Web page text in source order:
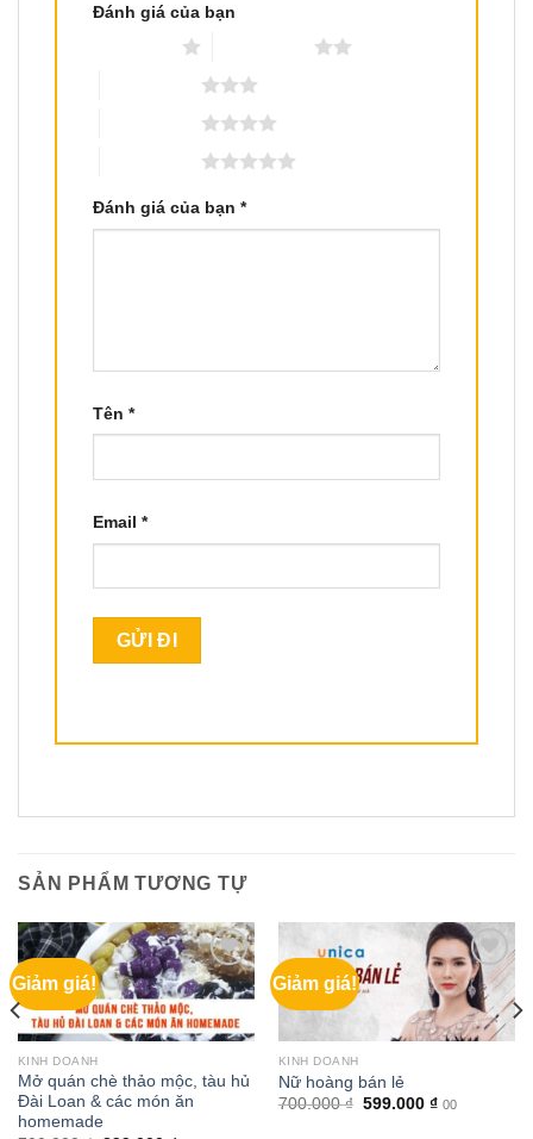
Đánh giá của bạn
Đánh giá của bạn *
Tên *
Email *
SẢN PHẨM TƯƠNG TỰ
Giảm giá!
KINH DOANH
Mở quán chè thảo mộc, tàu hủ
Đài Loan & các món ăn
homemade
Giảm giá!
KINH DOANH
Nữ hoàng bán lẻ
700.000₫ Giá
599.000 ₫Giá
00